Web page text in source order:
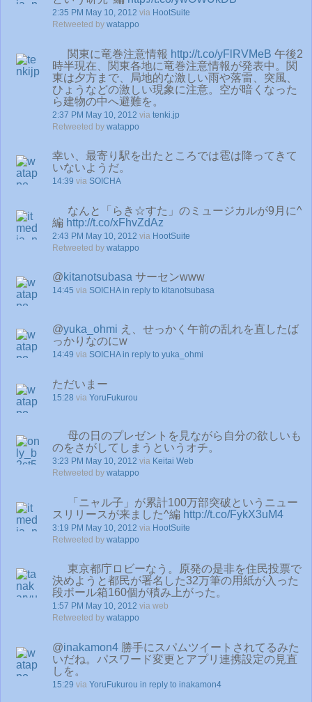
2:35 PM May 10, 2012 via HootSuite
Retweeted by watappo
関東に竜巻注意情報 http://t.co/yFlRVMeB 午後2
時半現在、関東各地に竜巻注意情報が発表中。関
東は夕方まで、局地的な激しい雨や落雷、突風、
ひょうなどの激しい現象に注意。空が暗くなった
ら建物の中へ避難を。
2:37 PM May 10, 2012 via tenki.jp
Retweeted by watappo
幸い、最寄り駅を出たところでは雹は降ってきて
いないようだ。
14:39 via SOICHA
なんと「らき☆すた」のミュージカルが9月に^
編 http://t.co/xFhvZdAz
2:43 PM May 10, 2012 via HootSuite
Retweeted by watappo
@kitanotsubasa サーセンwww
14:45 via SOICHA in reply to kitanotsubasa
@yuka_ohmi え、せっかく午前の乱れを直したば
っかりなのにw
14:49 via SOICHA in reply to yuka_ohmi
ただいまー
15:28 via YoruFukurou
母の日のプレゼントを見ながら自分の欲しいも
のをさがしてしまうというオチ。
3:23 PM May 10, 2012 via Keitai Web
Retweeted by watappo
「ニャル子」が累計100万部突破というニュー
スリリースが来ました^編 http://t.co/FykX3uM4
3:19 PM May 10, 2012 via HootSuite
Retweeted by watappo
東京都庁ロビーなう。原発の是非を住民投票で
決めようと都民が署名した32万筆の用紙が入った
段ボール箱160個が積み上がった。
1:57 PM May 10, 2012 via web
Retweeted by watappo
@inakamon4 勝手にスパムツイートされてるみた
いだね。パスワード変更とアプリ連携設定の見直
しを。
15:29 via YoruFukurou in reply to inakamon4